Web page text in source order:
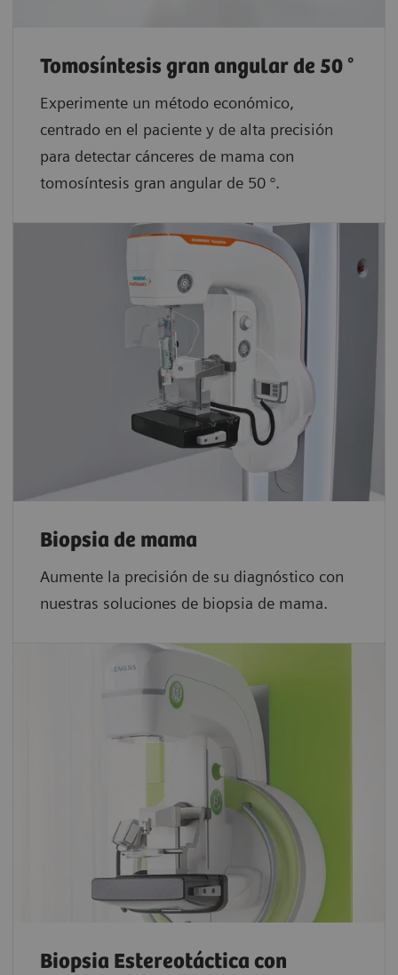
Tomosíntesis gran angular de 50 °
Experimente un método económico,
centrado en el paciente y de alta precisión
para detectar cánceres de mama con
tomosíntesis gran angular de 50 °.
Biopsia de mama
Aumente la precisión de su diagnóstico con
nuestras soluciones de biopsia de mama.
Biopsia Estereotáctica con